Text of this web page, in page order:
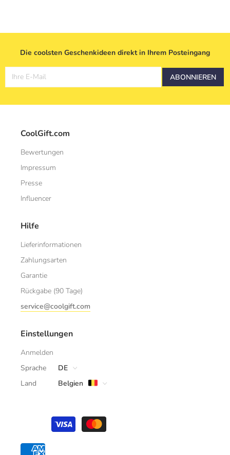
Die coolsten Geschenkideen direkt in Ihrem Posteingang
Ihre E-Mail ABONNIEREN
CoolGift.com
Bewertungen
Impressum
Presse
Influencer
Hilfe
Lieferinformationen
Zahlungsarten
Garantie
Rückgabe (90 Tage)
service@coolgift.com
Einstellungen
Anmelden
Sprache
DE
Land
Belgien